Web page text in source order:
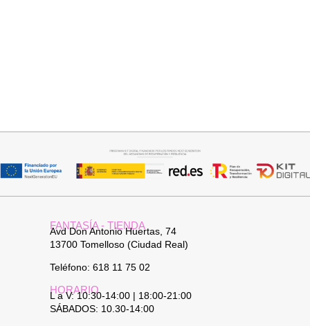
FANTASÍA - TIENDA
Avd Don Antonio Huertas, 74
13700 Tomelloso (Ciudad Real)
Teléfono: 618 11 75 02
HORARIO
L a V: 10:30-14:00 | 18:00-21:00
SÁBADOS: 10.30-14:00